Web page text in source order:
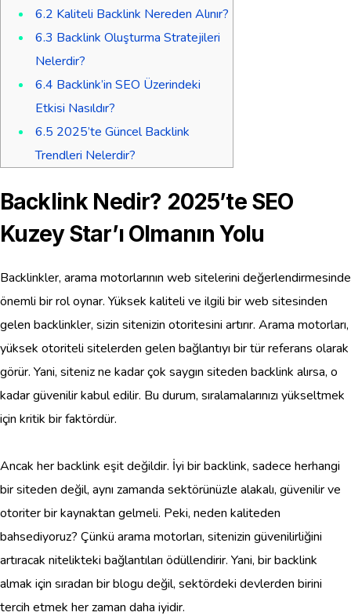
6.2 Kaliteli Backlink Nereden Alınır?
6.3 Backlink Oluşturma Stratejileri
Nelerdir?
6.4 Backlink’in SEO Üzerindeki
Etkisi Nasıldır?
6.5 2025’te Güncel Backlink
Trendleri Nelerdir?
Backlink Nedir? 2025’te SEO
Kuzey Star’ı Olmanın Yolu
Backlinkler, arama motorlarının web sitelerini değerlendirmesinde
önemli bir rol oynar. Yüksek kaliteli ve ilgili bir web sitesinden
gelen backlinkler, sizin sitenizin otoritesini artırır. Arama motorları,
yüksek otoriteli sitelerden gelen bağlantıyı bir tür referans olarak
görür. Yani, siteniz ne kadar çok saygın siteden backlink alırsa, o
kadar güvenilir kabul edilir. Bu durum, sıralamalarınızı yükseltmek
için kritik bir faktördür.
Ancak her backlink eşit değildir. İyi bir backlink, sadece herhangi
bir siteden değil, aynı zamanda sektörünüzle alakalı, güvenilir ve
otoriter bir kaynaktan gelmeli. Peki, neden kaliteden
bahsediyoruz? Çünkü arama motorları, sitenizin güvenilirliğini
artıracak nitelikteki bağlantıları ödüllendirir. Yani, bir backlink
almak için sıradan bir blogu değil, sektördeki devlerden birini
tercih etmek her zaman daha iyidir.